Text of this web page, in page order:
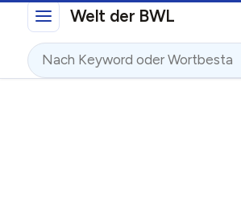
Direkt zum InhaltWelt der BWL
Suche